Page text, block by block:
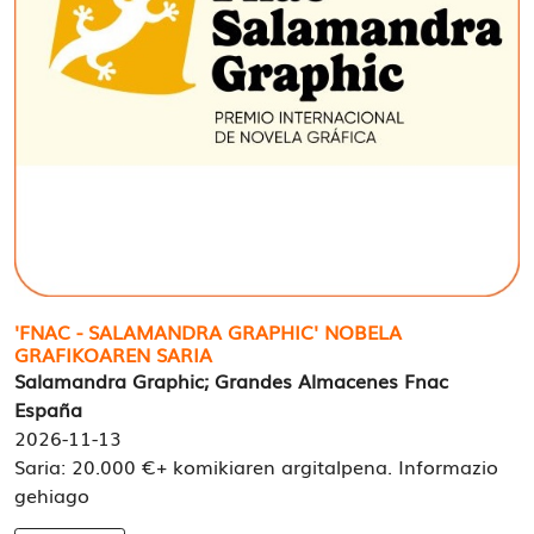
'FNAC - SALAMANDRA GRAPHIC' NOBELA
GRAFIKOAREN SARIA
Salamandra Graphic; Grandes Almacenes Fnac
España
2026-11-13
Saria: 20.000 €+ komikiaren argitalpena. Informazio
gehiago